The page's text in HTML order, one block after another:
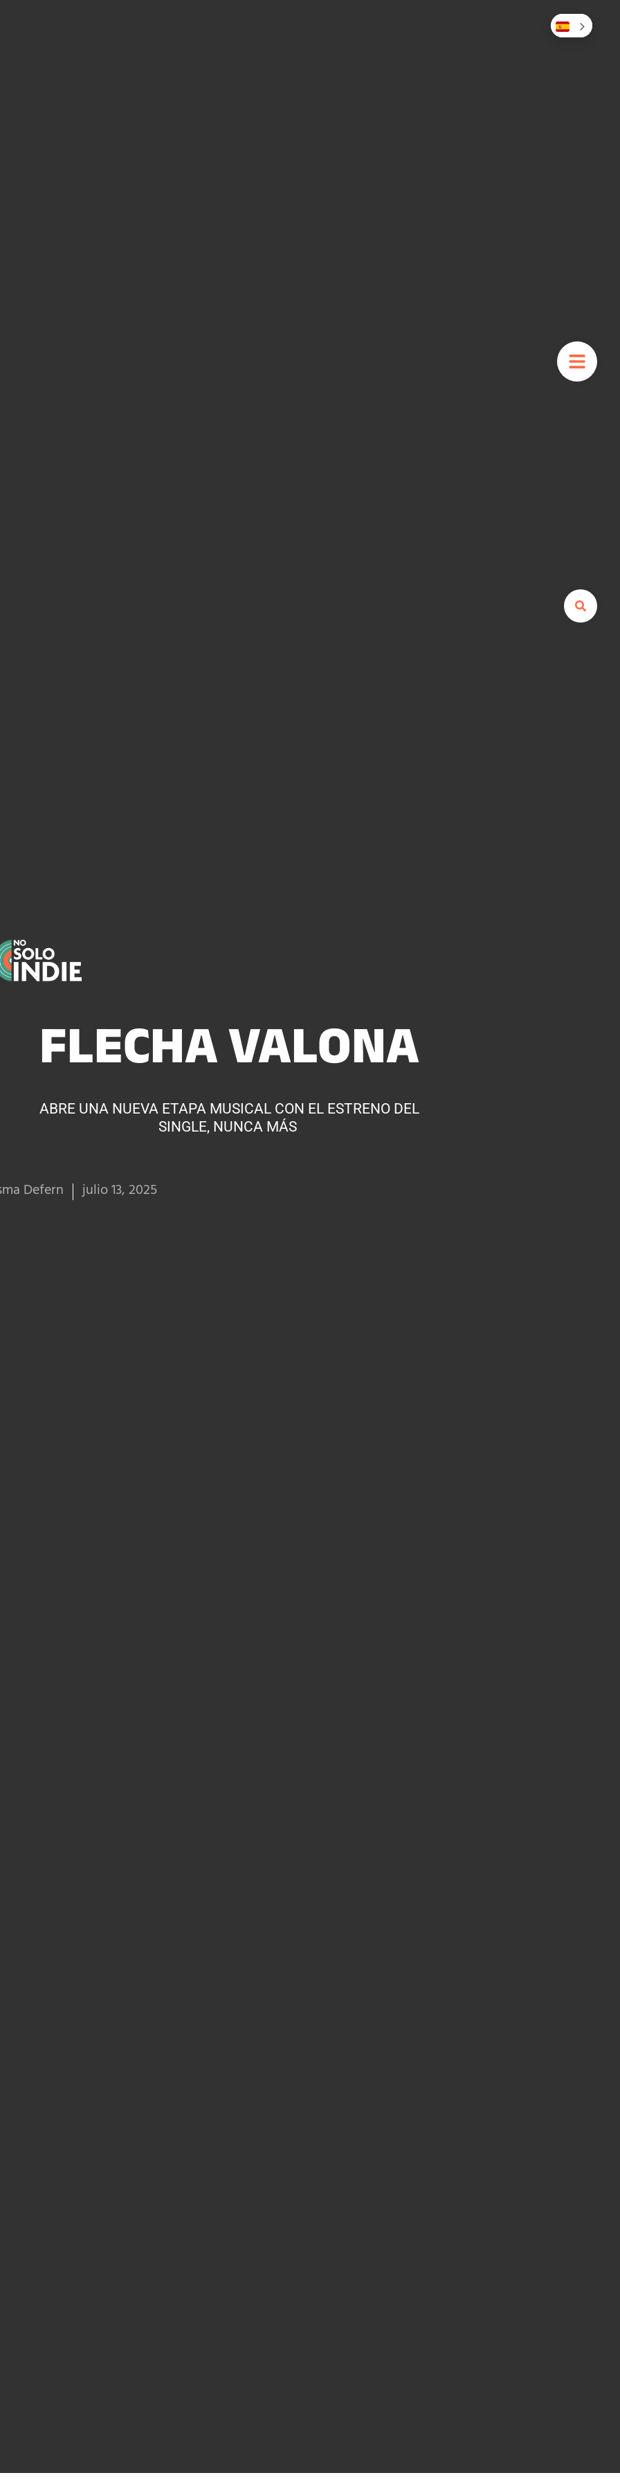
FLECHA VALONA
ABRE UNA NUEVA ETAPA MUSICAL CON EL ESTRENO DEL
SINGLE, NUNCA MÁS
Defern julio 13, 2025